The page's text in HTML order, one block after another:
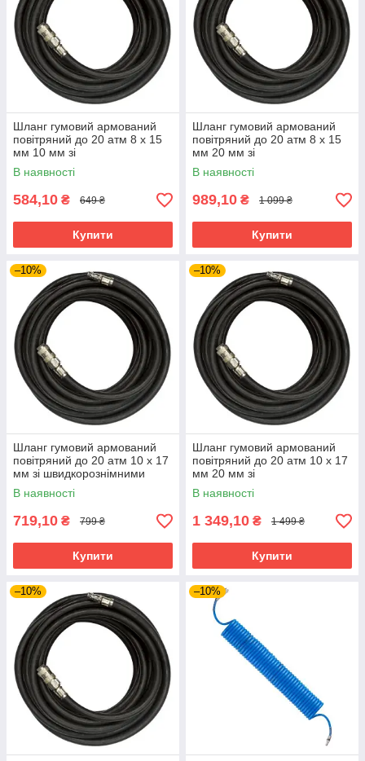
Шланг гумовий армований
повітряний до 20 атм 8 x 15
мм 10 мм зі
швидкорознімними
сполуками INTERTOOL PT-
В наявності
584,10 ₴ 649 ₴
Купити
Шланг гумовий армований
повітряний до 20 атм 8 x 15
мм 20 мм зі
швидкорознімними
сполуками INTERTOOL PT-
В наявності
989,10 ₴ 1 099 ₴
Купити
–10%
Шланг гумовий армований
повітряний до 20 атм 10 x 17
мм зі швидкорознімними
з'єднаннями INTERTOOL PT-
1734
В наявності
719,10 ₴ 799 ₴
Купити
–10%
Шланг гумовий армований
повітряний до 20 атм 10 x 17
мм 20 мм зі
швидкорознімними
сполуками INTERTOOL PT-
В наявності
1 349,10 ₴ 1 499 ₴
Купити
–10% –10%